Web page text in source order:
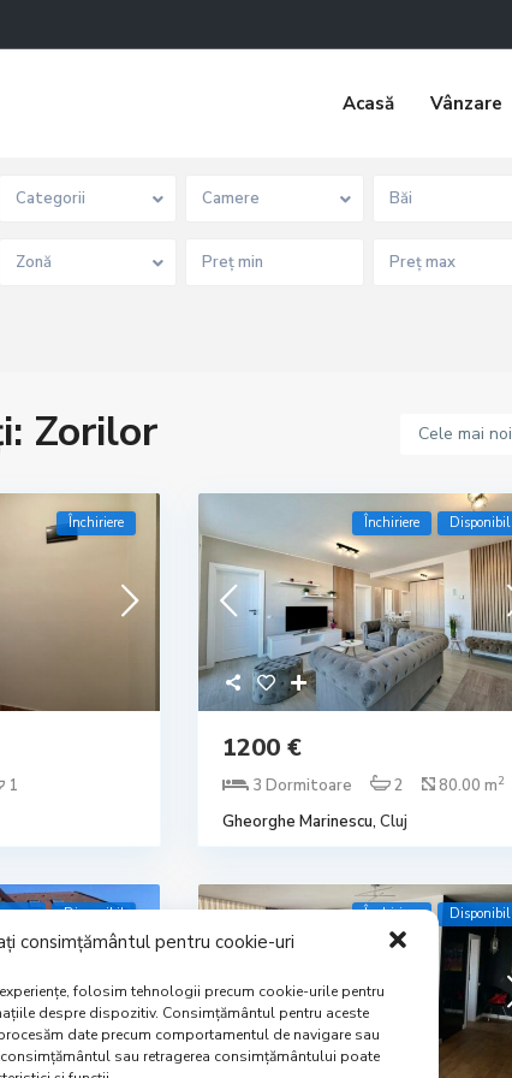
consimțământul pentru cookie-uri
folosim tehnologii precum cookie-urile pentru
despre dispozitiv. Consimțământul pentru aceste
date precum comportamentul de navigare sau
sau retragerea consimțământului poate
Acasă Vânzare
Categorii Camere Băi
Zonă
Cele mai noi
Zorilor
Închiriere
1
Închiriere Disponibil
1200 €
3 Dormitoare 2 80.00 m2
Gheorghe Marinescu, Cluj
Disponibil Închiriere Disponibil